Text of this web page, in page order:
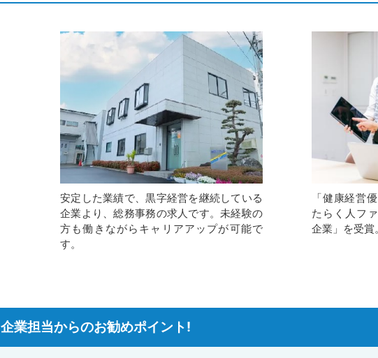
安定した業績で、黒字経営を継続している
企業より、総務事務の求人です。未経験の
方も働きながらキャリアアップが可能で
す。
「健康経営
たらく人フ
企業」を受賞
企業担当からのお勧めポイント!